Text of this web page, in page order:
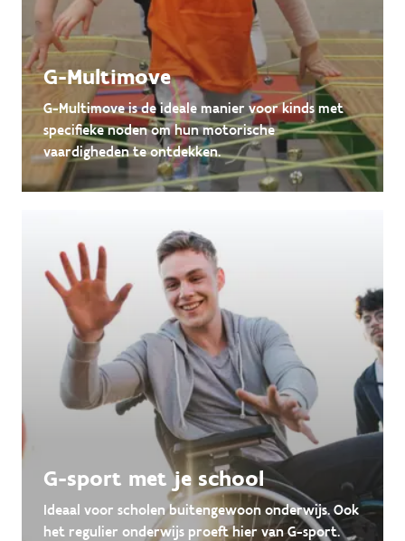
G-Multimove
G-Multimove is de ideale manier voor kinds met
specifieke noden om hun motorische
vaardigheden te ontdekken.
G-sport met je school
Ideaal voor scholen buitengewoon onderwijs. Ook
het regulier onderwijs proeft hier van G-sport.